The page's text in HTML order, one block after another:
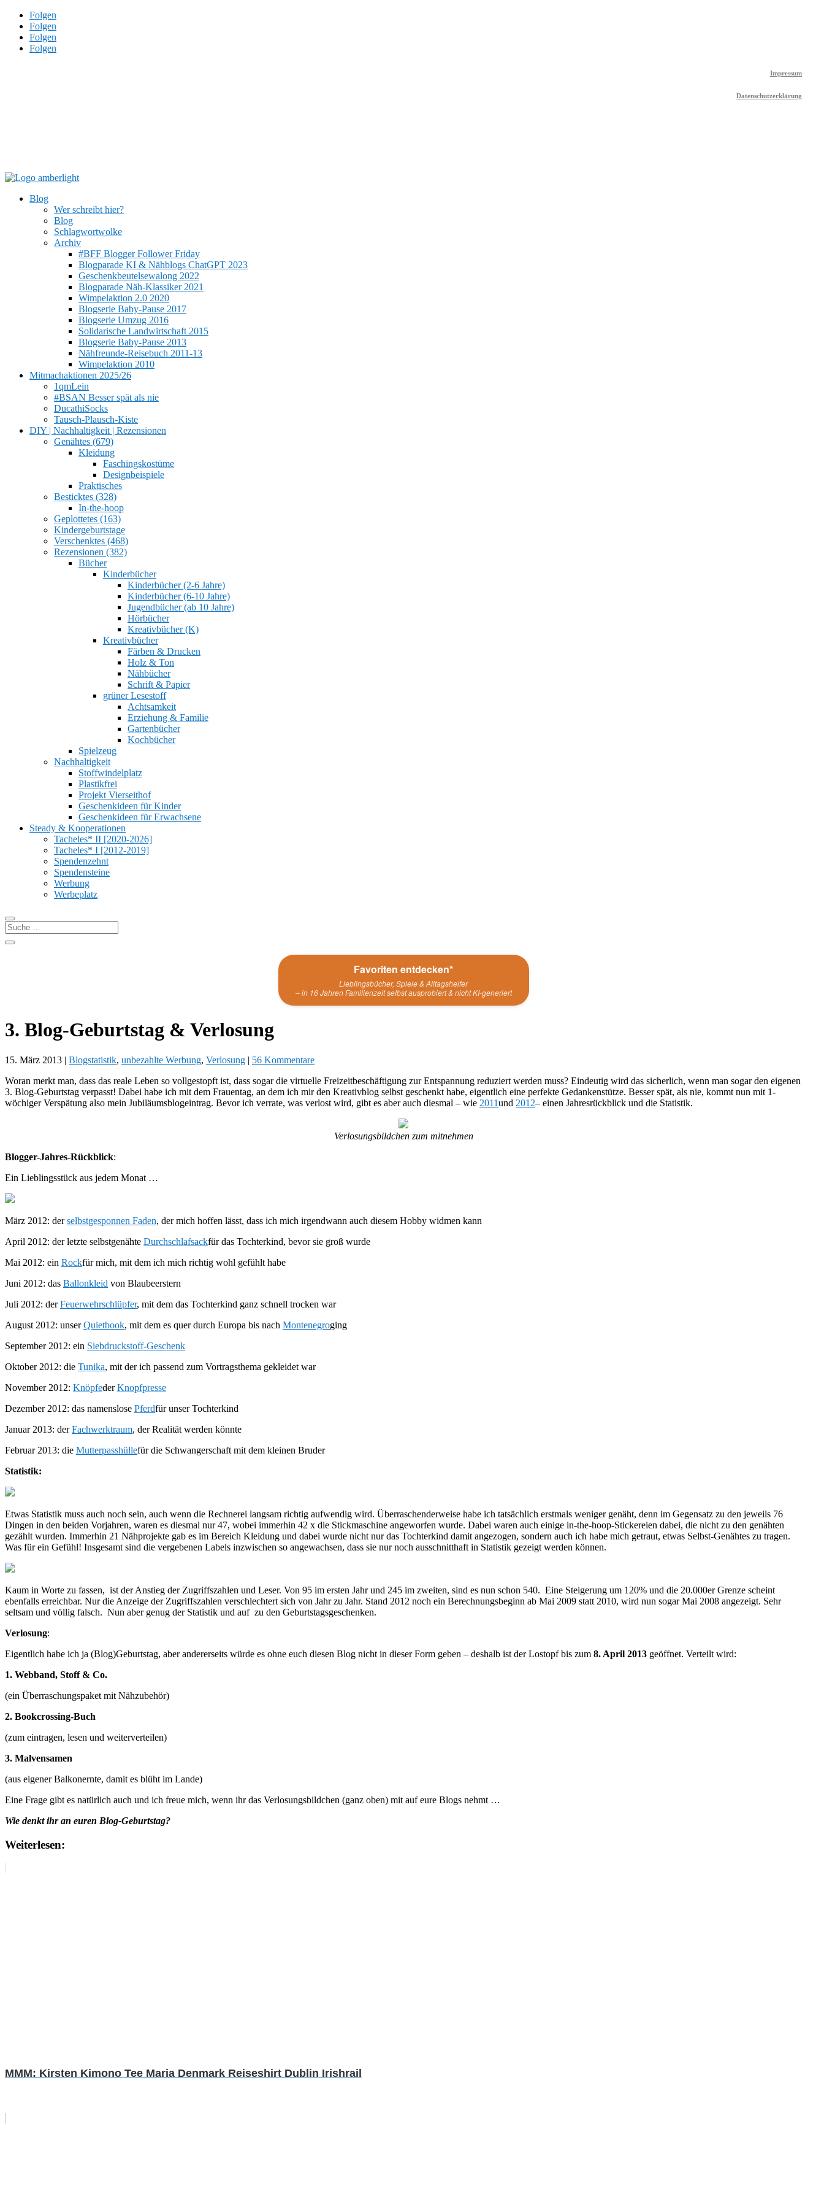
Folgen
Folgen
Folgen
Folgen
Impressum
Datenschutzerklärung
Blog
Wer schreibt hier?
Blog
Schlagwortwolke
Archiv
#BFF Blogger Follower Friday
Blogparade KI & Nähblogs ChatGPT 2023
Geschenkbeutelsewalong 2022
Blogparade Näh-Klassiker 2021
Wimpelaktion 2.0 2020
Blogserie Baby-Pause 2017
Blogserie Umzug 2016
Solidarische Landwirtschaft 2015
Blogserie Baby-Pause 2013
Nähfreunde-Reisebuch 2011-13
Wimpelaktion 2010
Mitmachaktionen 2025/26
1qmLein
#BSAN Besser spät als nie
DucathiSocks
Tausch-Plausch-Kiste
DIY | Nachhaltigkeit | Rezensionen
Genähtes (679)
Kleidung
Faschingskostüme
Designbeispiele
Praktisches
Besticktes (328)
In-the-hoop
Geplottetes (163)
Kindergeburtstage
Verschenktes (468)
Rezensionen (382)
Bücher
Kinderbücher
Kinderbücher (2-6 Jahre)
Kinderbücher (6-10 Jahre)
Jugendbücher (ab 10 Jahre)
Hörbücher
Kreativbücher (K)
Kreativbücher
Färben & Drucken
Holz & Ton
Nähbücher
Schrift & Papier
grüner Lesestoff
Achtsamkeit
Erziehung & Familie
Gartenbücher
Kochbücher
Spielzeug
Nachhaltigkeit
Stoffwindelplatz
Plastikfrei
Projekt Vierseithof
Geschenkideen für Kinder
Geschenkideen für Erwachsene
Steady & Kooperationen
Tacheles* II [2020-2026]
Tacheles* I [2012-2019]
Spendenzehnt
Spendensteine
Werbung
Werbeplatz
Favoriten entdecken*
Lieblingsbücher, Spiele & Alltagshelfer
– in 16 Jahren Familienzeit selbst ausprobiert & nicht KI-generiert
3. Blog-Geburtstag & Verlosung
15. März 2013 | Blogstatistik, unbezahlte Werbung, Verlosung | 56 Kommentare
Woran merkt man, dass das reale Leben so vollgestopft ist, dass sogar die virtuelle Freizeitbeschäftigung zur Entspannung reduziert werden muss? Eindeutig wird das sicherlich, wenn man sogar den eigenen
3. Blog-Geburtstag verpasst! Dabei habe ich mit dem Frauentag, an dem ich mir den Kreativblog selbst geschenkt habe, eigentlich eine perfekte Gedankenstütze. Besser spät, als nie, kommt nun mit 1-
wöchiger Verspätung also mein Jubiläumsblogeintrag. Bevor ich verrate, was verlost wird, gibt es aber auch diesmal – wie 2011und 2012– einen Jahresrückblick und die Statistik.
Verlosungsbildchen zum mitnehmen
Blogger-Jahres-Rückblick:
Ein Lieblingsstück aus jedem Monat …
März 2012: derselbstgesponnen Faden, der mich hoffen lässt, dass ich mich irgendwann auch diesem Hobby widmen kann
April 2012: der letzte selbstgenähte Durchschlafsackfür das Tochterkind, bevor sie groß wurde
Mai 2012: ein Rockfür mich, mit dem ich mich richtig wohl gefühlt habe
Juni 2012: das Ballonkleid von Blaubeerstern
Juli 2012: derFeuerwehrschlüpfer, mit dem das Tochterkind ganz schnell trocken war
August 2012: unserQuietbook, mit dem es quer durch Europa bis nach Montenegroging
September 2012: ein Siebdruckstoff-Geschenk
Oktober 2012: die Tunika, mit der ich passend zum Vortragsthema gekleidet war
November 2012: KnöpfederKnopfpresse
Dezember 2012: das namenslose Pferdfür unser Tochterkind
Januar 2013: derFachwerktraum, der Realität werden könnte
Februar 2013: die Mutterpasshüllefür die Schwangerschaft mit dem kleinen Bruder
Statistik:
Etwas Statistik muss auch noch sein, auch wenn die Rechnerei langsam richtig aufwendig wird. Überraschenderweise habe ich tatsächlich erstmals weniger genäht, denn im Gegensatz zu den jeweils 76
Dingen in den beiden Vorjahren, waren es diesmal nur 47, wobei immerhin 42 x die Stickmaschine angeworfen wurde. Dabei waren auch einige in-the-hoop-Stickereien dabei, die nicht zu den genähten
gezählt wurden. Immerhin 21 Nähprojekte gab es im Bereich Kleidung und dabei wurde nicht nur das Tochterkind damit angezogen, sondern auch ich habe mich getraut, etwas Selbst-Genähtes zu tragen.
Was für ein Gefühl! Insgesamt sind die vergebenen Labels inzwischen so angewachsen, dass sie nur noch ausschnitthaft in Statistik gezeigt werden können.
Kaum in Worte zu fassen, ist der Anstieg der Zugriffszahlen und Leser. Von 95 im ersten Jahr und 245 im zweiten, sind es nun schon 540. Eine Steigerung um 120% und die 20.000er Grenze scheint
ebenfalls erreichbar. Nur die Anzeige der Zugriffszahlen verschlechtert sich von Jahr zu Jahr. Stand 2012 noch ein Berechnungsbeginn ab Mai 2009 statt 2010, wird nun sogar Mai 2008 angezeigt. Sehr
seltsam und völlig falsch. Nun aber genug der Statistik und auf zu den Geburtstagsgeschenken.
Verlosung:
Eigentlich habe ich ja (Blog)Geburtstag, aber andererseits würde es ohne euch diesen Blog nicht in dieser Form geben – deshalb ist der Lostopf bis zum 8. April 2013 geöffnet. Verteilt wird:
1. Webband, Stoff & Co.
(ein Überraschungspaket mit Nähzubehör)
2. Bookcrossing-Buch
(zum eintragen, lesen und weiterverteilen)
3. Malvensamen
(aus eigener Balkonernte, damit es blüht im Lande)
Eine Frage gibt es natürlich auch und ich freue mich, wenn ihr das Verlosungsbildchen (ganz oben) mit auf eure Blogs nehmt …
Wie denkt ihr an euren Blog-Geburtstag?
Weiterlesen:
MMM: Kirsten Kimono Tee Maria Denmark Reiseshirt Dublin Irishrail